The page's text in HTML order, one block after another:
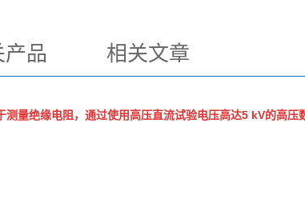
产品 相关文章
测量绝缘电阻，通过使用高压直流试验电压高达5 kV的高压